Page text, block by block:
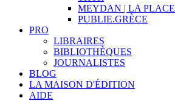
MEYDAN | LA PLACE
PUBLIE.GRÈCE
PRO
LIBRAIRES
BIBLIOTHÈQUES
JOURNALISTES
BLOG
LA MAISON D'ÉDITION
AIDE